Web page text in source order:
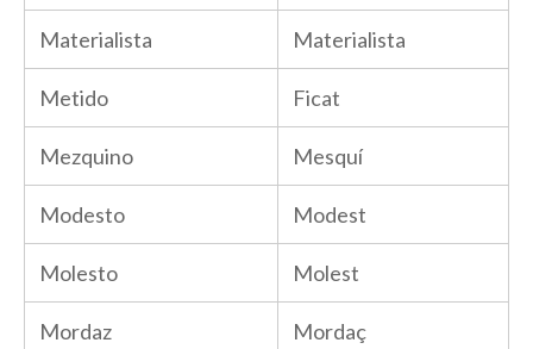
Materialista Materialista
Metido Ficat
Mezquino Mesquí
Modesto Modest
Molesto Molest
Mordaz Mordaç